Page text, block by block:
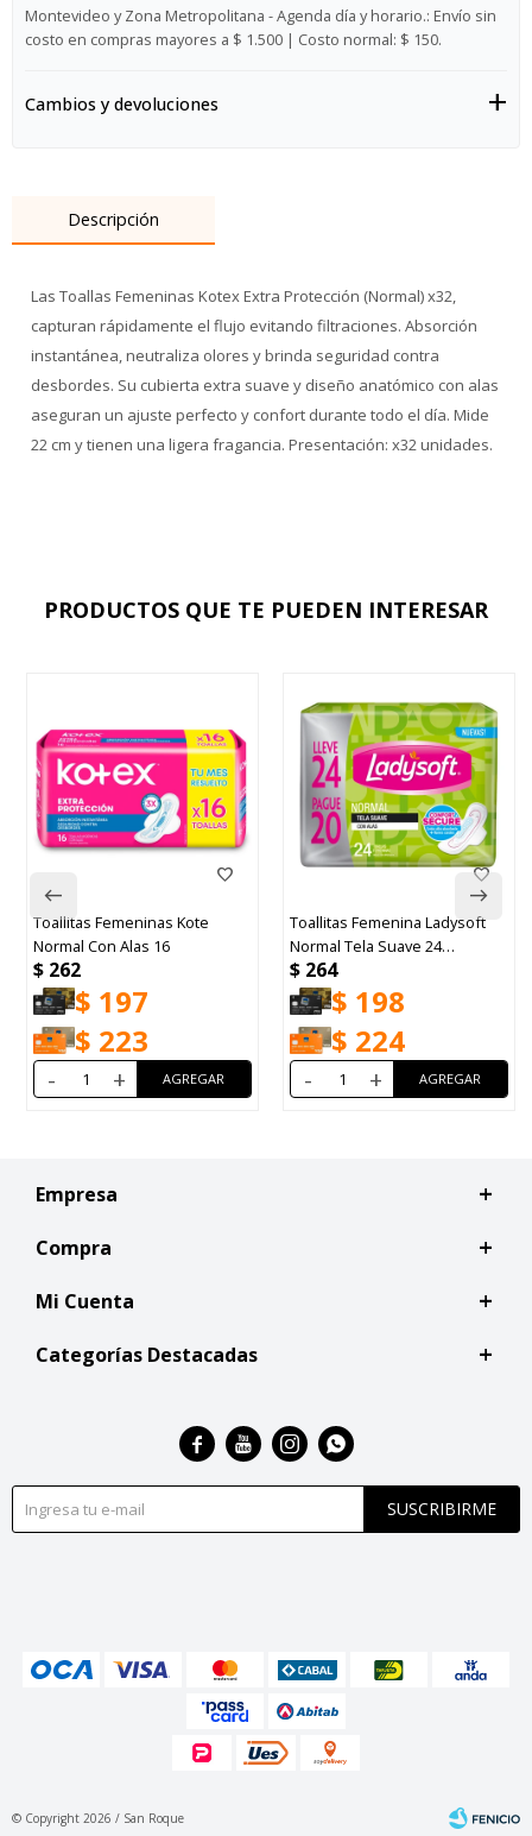
Montevideo y Zona Metropolitana - Agenda día y horario.: Envío sin
costo en compras mayores a $ 1.500 | Costo normal: $ 150.
Cambios y devoluciones
Descripción
Las Toallas Femeninas Kotex Extra Protección (Normal) x32,
capturan rápidamente el flujo evitando filtraciones. Absorción
instantánea, neutraliza olores y brinda seguridad contra
desbordes. Su cubierta extra suave y diseño anatómico con alas
aseguran un ajuste perfecto y confort durante todo el día. Mide
22 cm y tienen una ligera fragancia. Presentación: x32 unidades.
PRODUCTOS QUE TE PUEDEN INTERESAR
Toallitas Femeninas Kote
Normal Con Alas 16
$ 262
$ 197
$ 223
- +
Toallitas Femenina Ladysoft
Normal Tela Suave 24
Unidades
$ 264
$ 198
$ 224
- +
Empresa
Compra
Mi Cuenta
Categorías Destacadas
SUSCRIBIRME
   
© Copyright 2026 / San Roque